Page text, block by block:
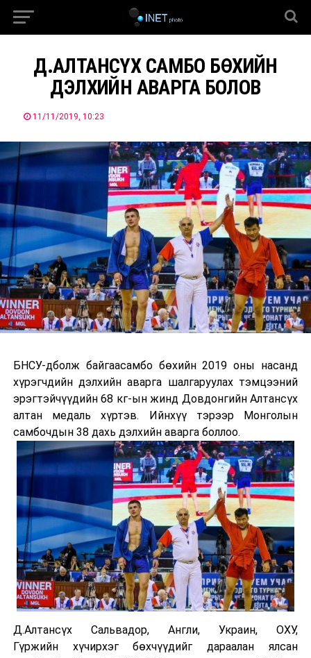
Д.АЛТАНСҮХ САМБО БӨХИЙН
ДЭЛХИЙН АВАРГА БОЛОВ
11/11/2019, 10:23
БНСУ-дболж байгаасамбо бөхийн 2019 оны насанд
хүрэгчдийн дэлхийн аварга шалгаруулах тэмцээний
эрэгтэйчүүдийн 68 кг-ын жинд Довдонгийн Алтансүх
алтан медаль хүртэв. Ийнхүү тэрээр Монголын
самбочдын 38 дахь дэлхийн аварга боллоо.
Д.Алтансүх Сальвадор, Англи, Украин, ОХУ,
Гүржийн хүчирхэг бөхчүүдийг дараалан ялсан